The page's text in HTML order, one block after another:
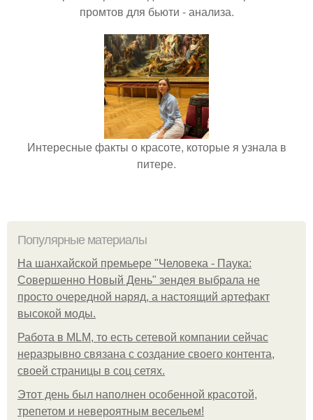
промтов для бьюти - анализа.
Интересные факты о красоте, которые я узнала в
питере.
Популярные материалы
На шанхайской премьере "Человека - Паука:
Совершенно Новый День" зендея выбрала не
просто очередной наряд, а настоящий артефакт
высокой моды.
Работа в MLM, то есть сетевой компании сейчас
неразрывно связана с создание своего контента,
своей страницы в соц сетях.
Этот день был наполнен особенной красотой,
трепетом и невероятным весельем!